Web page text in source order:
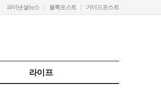
파이낸셜뉴스 블록포스트 가이드포스트
라이프